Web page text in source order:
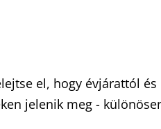
el, hogy évjárattól
jelenik meg -